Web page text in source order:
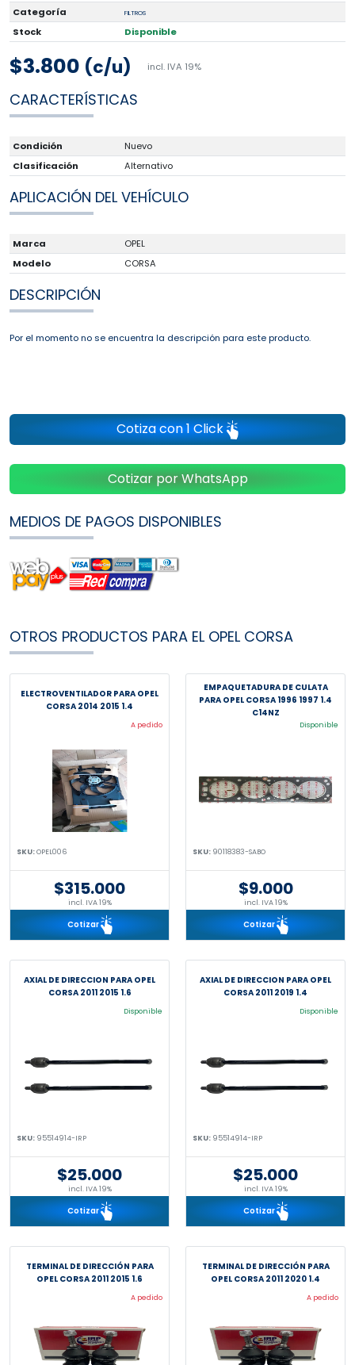
Categoría
FILTROS
Stock Disponible
$3.800 (c/u) incl. IVA 19%
CARACTERÍSTICAS
Condición
Nuevo
Clasificación
Alternativo
APLICACIÓN DEL VEHÍCULO
Marca
OPEL
Modelo
CORSA
DESCRIPCIÓN
Por el momento no se encuentra la descripción para este producto.
Cotiza con 1 Click
Cotizar por WhatsApp
MEDIOS DE PAGOS DISPONIBLES
OTROS PRODUCTOS PARA EL OPEL CORSA
ELECTROVENTILADOR PARA OPEL
CORSA 2014 2015 1.4
A pedido
SKU:OPEL006
$315.000
incl. IVA 19%
Cotizar
EMPAQUETADURA DE CULATA
PARA OPEL CORSA 1996 1997 1.4
C14NZ
Disponible
SKU: 90118383-SABO
$9.000
incl. IVA 19%
Cotizar
AXIAL DE DIRECCION PARA OPEL
CORSA 2011 2015 1.6
Disponible
SKU: 95514914-IRP
$25.000
incl. IVA 19%
Cotizar
AXIAL DE DIRECCION PARA OPEL
CORSA 2011 2019 1.4
Disponible
SKU: 95514914-IRP
$25.000
incl. IVA 19%
Cotizar
TERMINAL DE DIRECCIÓN PARA
OPEL CORSA 2011 2015 1.6
A pedido
TERMINAL DE DIRECCIÓN PARA
OPEL CORSA 2011 2020 1.4
A pedido